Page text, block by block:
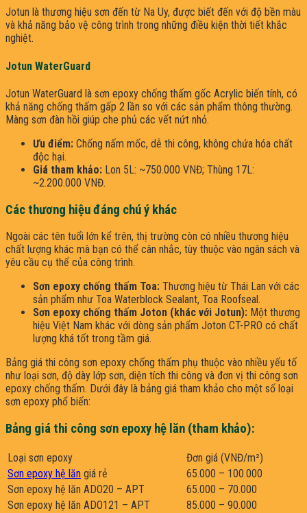
Jotun là thương hiệu sơn đến từ Na Uy, được biết đến với độ bền màu
và khả năng bảo vệ công trình trong những điều kiện thời tiết khắc
nghiệt.
Jotun WaterGuard
Jotun WaterGuard là sơn epoxy chống thấm gốc Acrylic biến tính, có
khả năng chống thấm gấp 2 lần so với các sản phẩm thông thường.
Màng sơn đàn hồi giúp che phủ các vết nứt nhỏ.
Ưu điểm: Chống nấm mốc, dễ thi công, không chứa hóa chất
độc hại.
Giá tham khảo: Lon 5L: ~750.000 VNĐ; Thùng 17L:
~2.200.000 VNĐ.
Các thương hiệu đáng chú ý khác
Ngoài các tên tuổi lớn kể trên, thị trường còn có nhiều thương hiệu
chất lượng khác mà bạn có thể cân nhắc, tùy thuộc vào ngân sách và
yêu cầu cụ thể của công trình.
Sơn epoxy chống thấm Toa: Thương hiệu từ Thái Lan với các
sản phẩm như Toa Waterblock Sealant, Toa Roofseal.
Sơn epoxy chống thấm Joton (khác với Jotun): Một thương
hiệu Việt Nam khác với dòng sản phẩm Joton CT-PRO có chất
lượng khá tốt trong tầm giá.
Bảng giá thi công sơn epoxy chống thấm phụ thuộc vào nhiều yếu tố
như loại sơn, độ dày lớp sơn, diện tích thi công và đơn vị thi công sơn
epoxy chống thấm. Dưới đây là bảng giá tham khảo cho một số loại
sơn epoxy phổ biến:
Bảng giá thi công sơn epoxy hệ lăn (tham khảo):
Loại sơn epoxy
Đơn giá (VNĐ/m²)
Sơn epoxy hệ lăn giá rẻ
65.000 – 100.000
Sơn epoxy hệ lăn ADO20 – APT
65.000 – 70.000
Sơn epoxy hệ lăn ADO121 – APT
85.000 – 90.000